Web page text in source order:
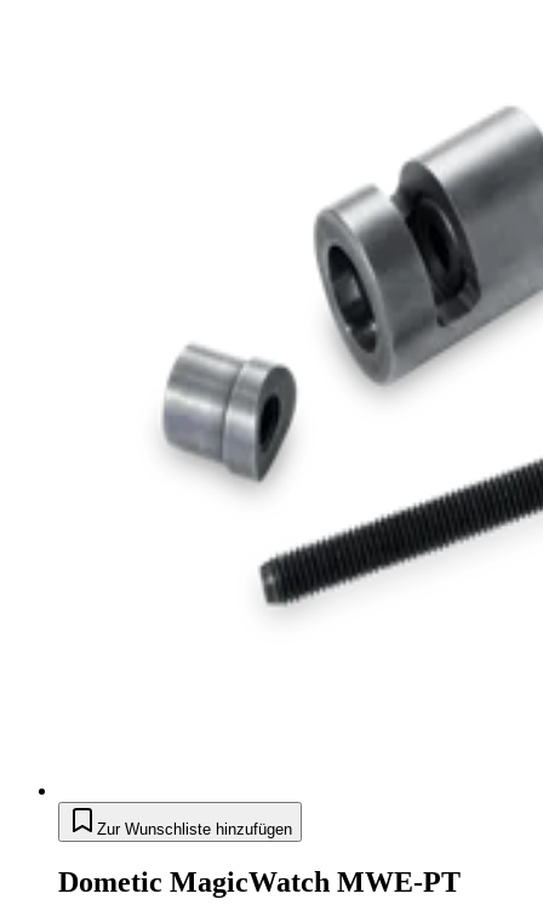
Zur Wunschliste hinzufügen
Dometic MagicWatch MWE-PT